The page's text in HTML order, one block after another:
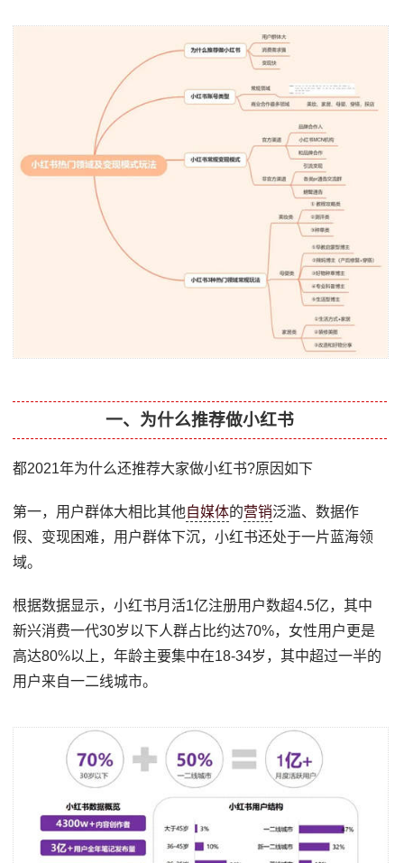
一、为什么推荐做小红书
都2021年为什么还推荐大家做小红书?原因如下
第一，用户群体大相比其他自媒体的营销泛滥、数据作
假、变现困难，用户群体下沉，小红书还处于一片蓝海领
域。
根据数据显示，小红书月活1亿注册用户数超4.5亿，其中
新兴消费一代30岁以下人群占比约达70%，女性用户更是
高达80%以上，年龄主要集中在18-34岁，其中超过一半的
用户来自一二线城市。